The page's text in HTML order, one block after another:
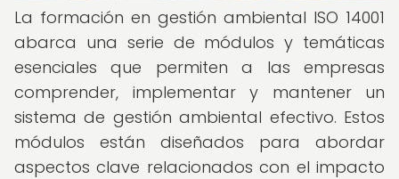
La formación en gestión ambiental ISO 14001
abarca una serie de módulos y temáticas
esenciales que permiten a las empresas
comprender, implementar y mantener un
sistema de gestión ambiental efectivo. Estos
módulos están diseñados para abordar
aspectos clave relacionados con el impacto